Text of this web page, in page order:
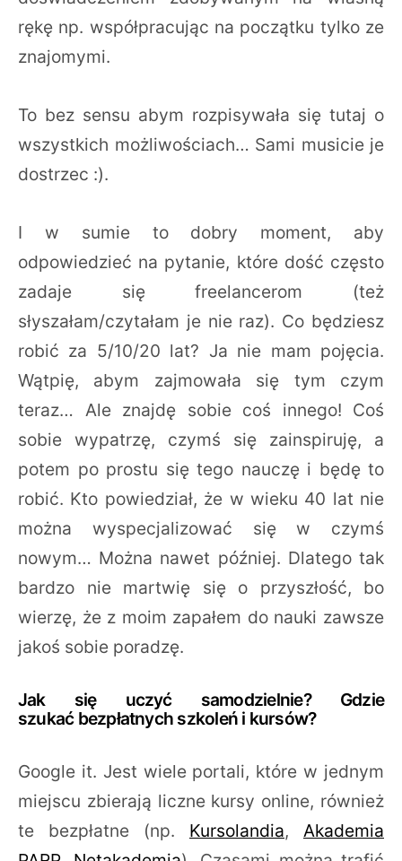
rękę np. współpracując na początku tylko ze
znajomymi.
To bez sensu abym rozpisywała się tutaj o
wszystkich możliwościach… Sami musicie je
dostrzec :).
I w sumie to dobry moment, aby
odpowiedzieć na pytanie, które dość często
zadaje się freelancerom (też
słyszałam/czytałam je nie raz). Co będziesz
robić za 5/10/20 lat? Ja nie mam pojęcia.
Wątpię, abym zajmowała się tym czym
teraz… Ale znajdę sobie coś innego! Coś
sobie wypatrzę, czymś się zainspiruję, a
potem po prostu się tego nauczę i będę to
robić. Kto powiedział, że w wieku 40 lat nie
można wyspecjalizować się w czymś
nowym… Można nawet później. Dlatego tak
bardzo nie martwię się o przyszłość, bo
wierzę, że z moim zapałem do nauki zawsze
jakoś sobie poradzę.
Jak się uczyć samodzielnie? Gdzie
szukać bezpłatnych szkoleń i kursów?
Google it. Jest wiele portali, które w jednym
miejscu zbierają liczne kursy online, również
te bezpłatne (np. Kursolandia, Akademia